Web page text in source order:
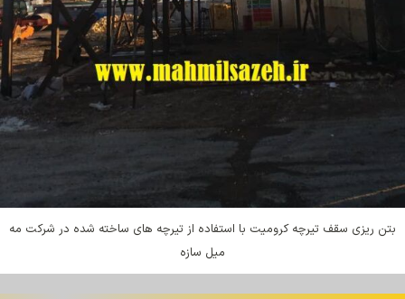
بتن ریزی سقف تیرچه کرومیت با استفاده از تیرچه های ساخته شده در شرکت مه
میل سازه